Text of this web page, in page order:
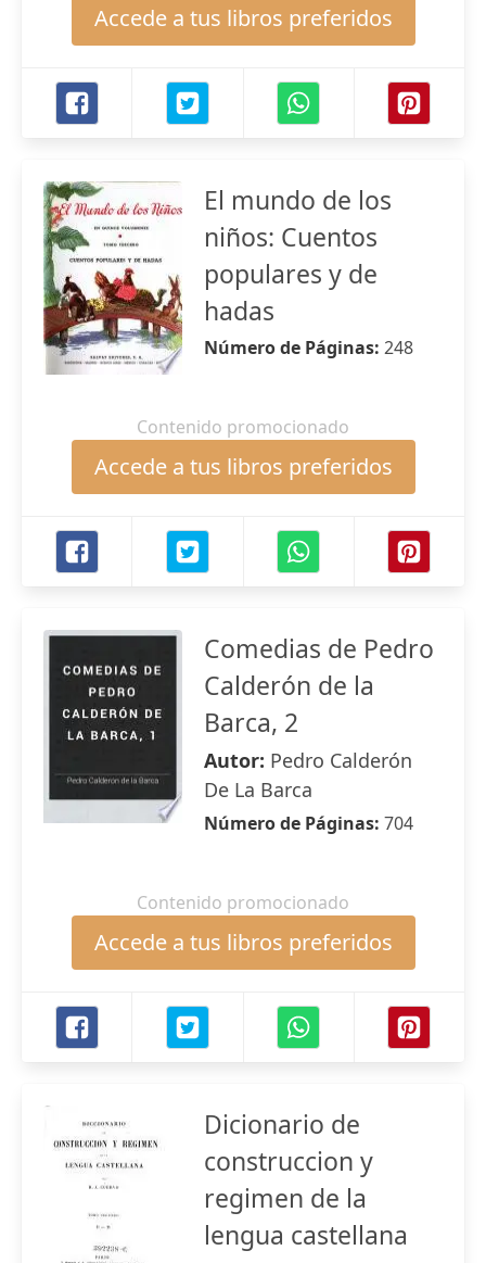
Accede a tus libros preferidos
El mundo de los
niños: Cuentos
populares y de
hadas
Número de Páginas: 248
Contenido promocionado
Accede a tus libros preferidos
Comedias de Pedro
Calderón de la
Barca, 2
Autor: Pedro Calderón
De La Barca
Número de Páginas: 704
Contenido promocionado
Accede a tus libros preferidos
Dicionario de
construccion y
regimen de la
lengua castellana